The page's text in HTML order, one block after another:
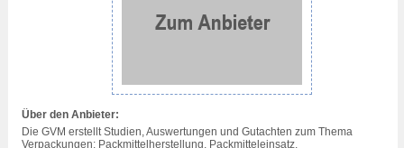
Über den Anbieter:
Die GVM erstellt Studien, Auswertungen und Gutachten zum Thema
Verpackungen: Packmittelherstellung, Packmitteleinsatz,